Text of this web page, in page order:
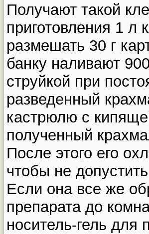
Получают такой
приготовления 1 л
размешать 30 г
банку наливают
струйкой при
разведенный
кастрюлю с
полученный
После этого его
чтобы не
Если она все же
препарата до
носитель-гель для